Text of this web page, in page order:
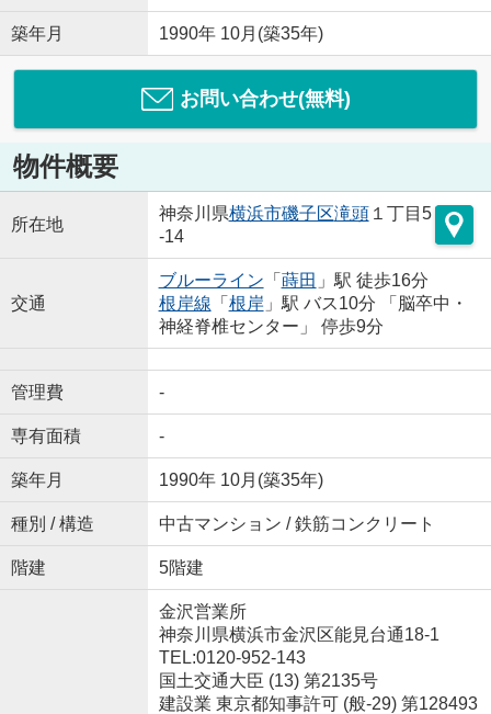
築年月 1990年 10月(築35年)
お問い合わせ(無料)
物件概要
所在地
神奈川県横浜市磯子区滝頭１丁目5
-14
交通
ブルーライン 「 蒔田 」駅 徒歩16分
根岸線 「 根岸 」駅 バス10分 「脳卒中・
神経脊椎センター」 停歩9分
管理費 -
専有面積 -
築年月 1990年 10月(築35年)
種別 / 構造 中古マンション / 鉄筋コンクリート
階建 5階建
金沢営業所
神奈川県横浜市金沢区能見台通18-1
TEL:0120-952-143
国土交通大臣 (13) 第2135号
建設業 東京都知事許可 (般-29) 第128493